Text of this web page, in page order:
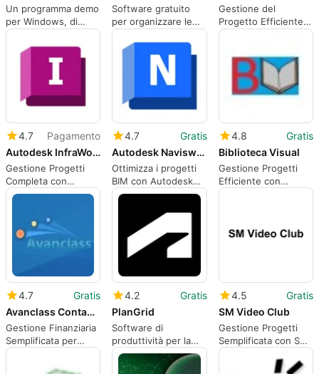
Un programma demo
per Windows, di
Zuzanna Developer.
Software gratuito
per organizzare le
icone del desktop
Gestione del
Progetto Efficiente
con Autodesk Flow
4.7
Pagamento
Autodesk InfraWorks
Gestione Progetti
Completa con
Autodesk InfraWorks
4.7
Gratis
Autodesk Navisworks
Ottimizza i progetti
BIM con Autodesk
Navisworks
4.8
Gratis
Biblioteca Visual
Gestione Progetti
Efficiente con
Biblioteca Visual
4.7
Gratis
Avanclass Contabilidad Financiera
Gestione Finanziaria
Semplificata per
Aziende
4.2
Gratis
PlanGrid
Software di
produttività per la
costruzione
4.5
Gratis
SM Video Club
Gestione Progetti
Semplificata con SM
Video Club